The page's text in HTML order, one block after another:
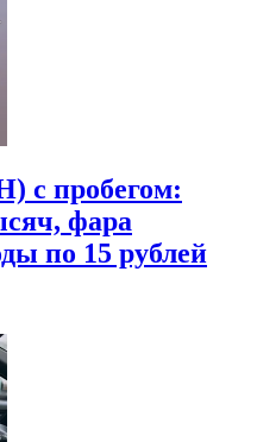
c пробегом:
фара
по 15 рублей